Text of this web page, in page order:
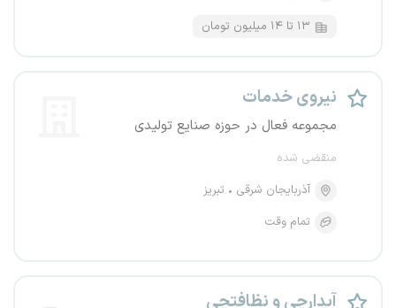
۱۳ تا ۱۴ میلیون تومان
نیروی خدمات
مجموعه فعال در حوزه صنایع تولیدی
منقضی شده
آذربایجان شرقی
تبریز
تمام وقت
آبدارچی و نظافتچی